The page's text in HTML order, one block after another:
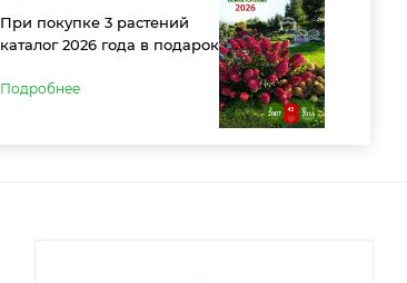
При покупке 3 растений
каталог 2026 года в подарок
Подробнее